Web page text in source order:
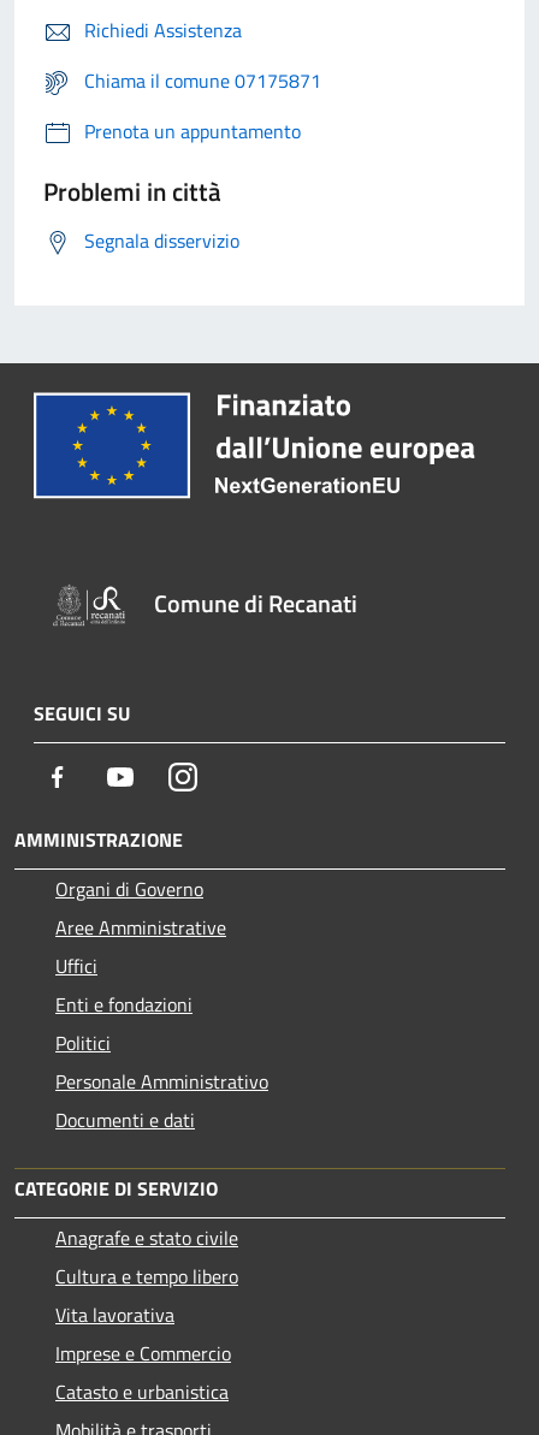
Richiedi Assistenza
Chiama il comune 07175871
Prenota un appuntamento
Problemi in città
Segnala disservizio
Comune di Recanati
SEGUICI SU
Facebook YoutubeInstagram
AMMINISTRAZIONE
Organi di Governo
Aree Amministrative
Uffici
Enti e fondazioni
Politici
Personale Amministrativo
Documenti e dati
CATEGORIE DI SERVIZIO
Anagrafe e stato civile
Cultura e tempo libero
Vita lavorativa
Imprese e Commercio
Catasto e urbanistica